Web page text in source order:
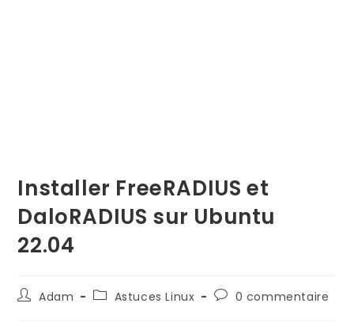
Installer FreeRADIUS et
DaloRADIUS sur Ubuntu
22.04
Auteur/autrice
Adam
PostAstuces Linux
Commentaires
0 commentaire